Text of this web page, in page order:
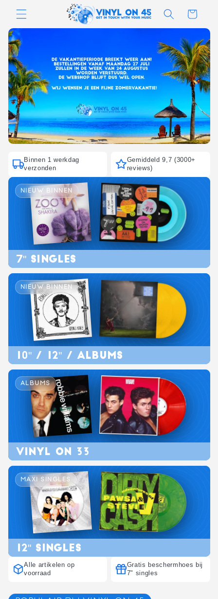
naar de
content
Winkelwagen
Binnen 1 werkdag
verzonden
Gemiddeld 9,7 (3000+
reviews)
NIEUW BINNEN
7" SINGLES
NIEUW BINNEN
10" / 12" / ALBUMS
ALBUMS
VINYL ON 33
MAXI SINGLES
12" SINGLES
Alle artikelen op
voorraad
Gratis beschermhoes bij
7" singles